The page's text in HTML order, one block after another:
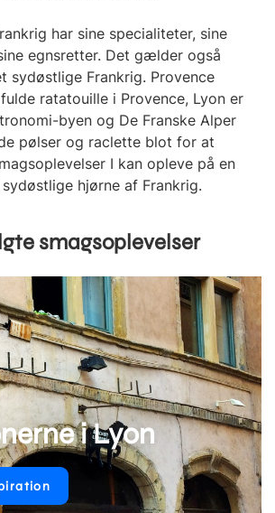
har sine specialiteter, sine
egnsretter. Det gælder også
sydøstlige Frankrig. Provence
ratatouille i Provence, Lyon er
byen og De Franske Alper
pølser og raclette blot for at
I kan opleve på en
hjørne af Frankrig.
smagsoplevelser
i Lyon